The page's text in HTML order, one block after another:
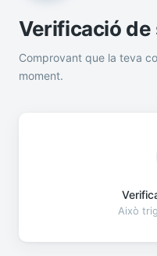
Verificació
Comprovant que la teva
moment.
Això